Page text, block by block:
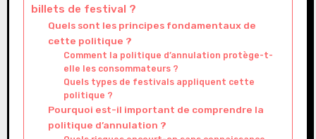
billets de festival ?
Quels sont les principes fondamentaux de
cette politique ?
Comment la politique d’annulation protège-t-
elle les consommateurs ?
Quels types de festivals appliquent cette
politique ?
Pourquoi est-il important de comprendre la
politique d’annulation ?